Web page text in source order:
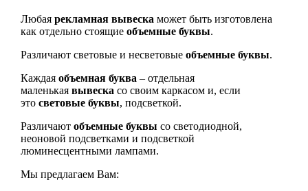
Любая рекламная вывеска может быть изготовлена
как отдельно стоящие объемные буквы.
Различают световые и несветовые объемные буквы.
Каждая объемная буква – отдельная
маленькая вывеска со своим каркасом и, если
это световые буквы, подсветкой.
Различают объемные буквы со светодиодной,
неоновой подсветками и подсветкой
люминесцентными лампами.
Мы предлагаем Вам: